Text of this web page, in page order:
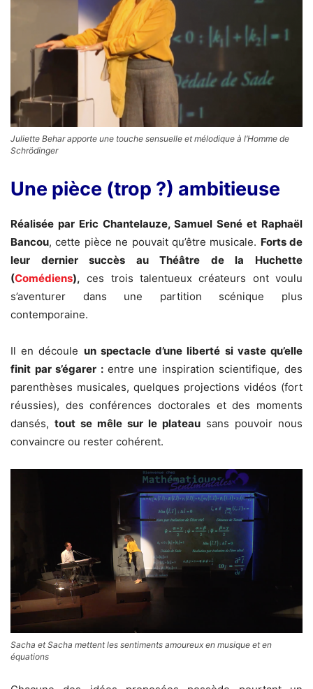
Juliette Behar apporte une touche sensuelle et mélodique à l’Homme de
Schrödinger
Une pièce (trop ?) ambitieuse
Réalisée par Eric Chantelauze, Samuel Sené et Raphaël
Bancou, cette pièce ne pouvait qu’être musicale. Forts de
leur dernier succès au Théâtre de la Huchette
(Comédiens), ces trois talentueux créateurs ont voulu
s’aventurer dans une partition scénique plus
contemporaine.
Il en découle un spectacle d’une liberté si vaste qu’elle
finit par s’égarer : entre une inspiration scientifique, des
parenthèses musicales, quelques projections vidéos (fort
réussies), des conférences doctorales et des moments
dansés, tout se mêle sur le plateau sans pouvoir nous
convaincre ou rester cohérent.
Sacha et Sacha mettent les sentiments amoureux en musique et en
équations